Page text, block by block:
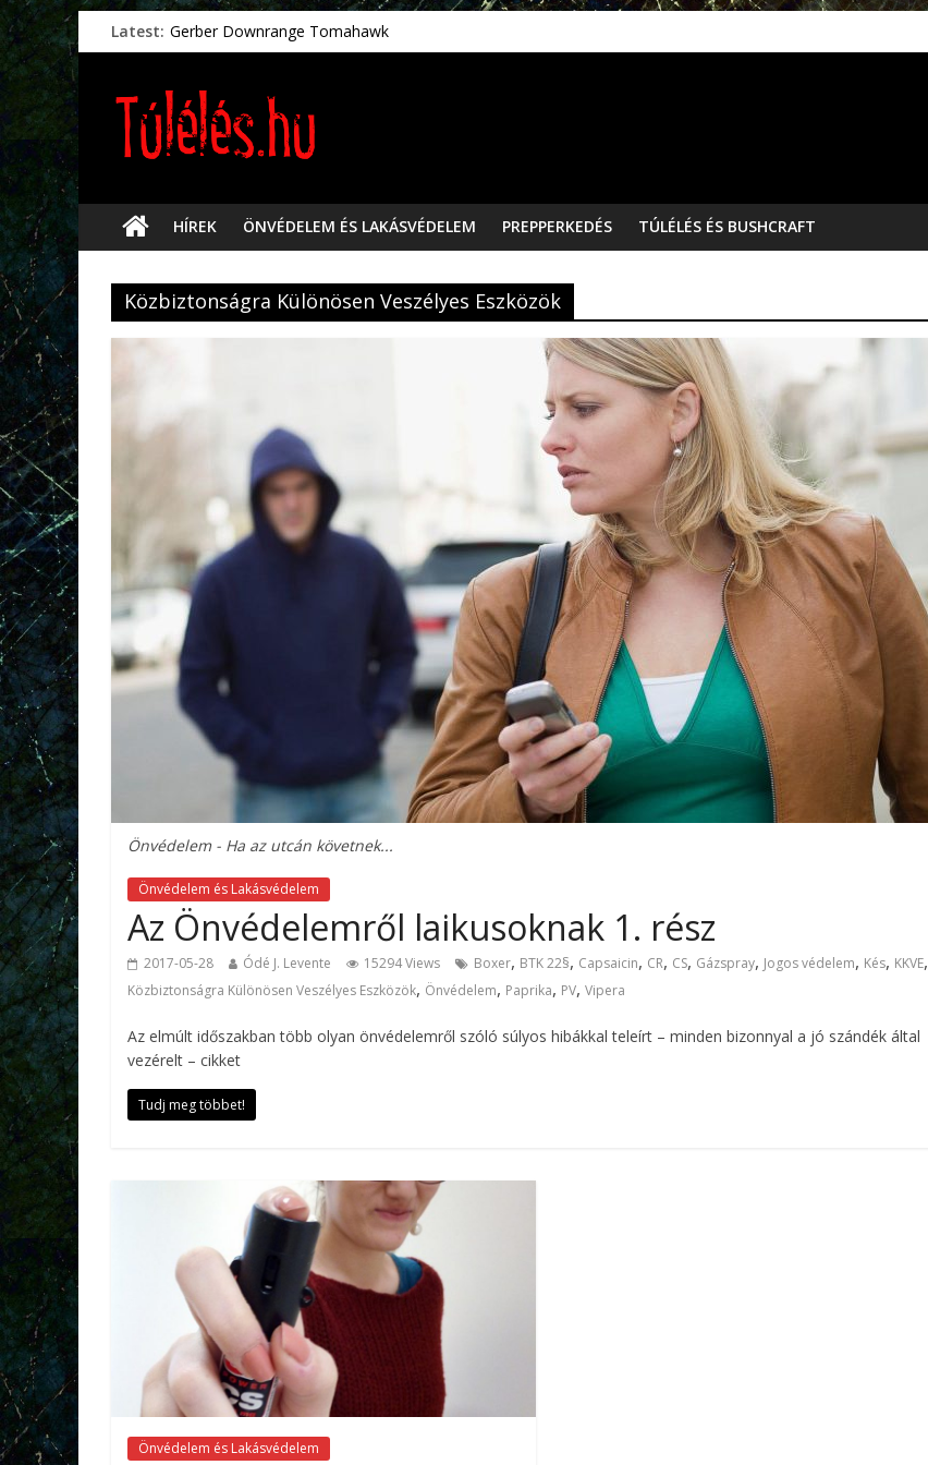
Latest: Gerber Downrange Tomahawk
Vészhelyzeti élelmiszerek
Vészhelyzetkezelés
Préselt törlőkendők
HÍREK ÖNVÉDELEM ÉS LAKÁSVÉDELEM PREPPERKEDÉS TÚLÉLÉS ÉS BUSHCRAFT
Közbiztonságra Különösen Veszélyes Eszközök
Önvédelem - Ha az utcán követnek...
Önvédelem és Lakásvédelem
Az Önvédelemről laikusoknak 1. rész
2017-05-28 Ódé J. Levente 15294 Views Boxer, BTK 22§, Capsaicin, CR, CS, Gázspray, Jogos védelem, Kés, KKVE,
Közbiztonságra Különösen Veszélyes Eszközök, Önvédelem, Paprika, PV, Vipera
Az elmúlt időszakban több olyan önvédelemről szóló súlyos hibákkal teleírt – minden bizonnyal a jó szándék által
vezérelt – cikket
Tudj meg többet!
Önvédelem és Lakásvédelem